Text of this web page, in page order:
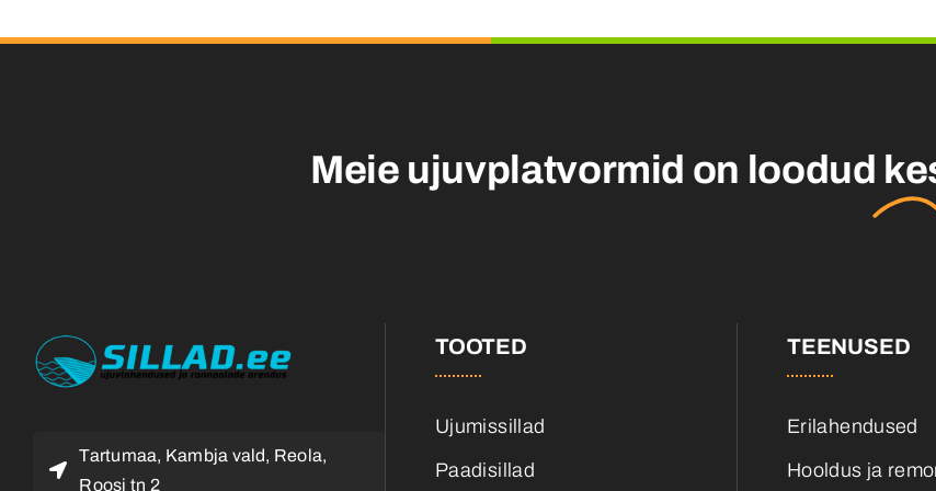
Meie ujuvplatvormid on loodud
Tartumaa, Kambja vald, Reola,
Roosi tn 2
TOOTED
Ujumissillad
Paadisillad
TEENUSED
Erilahendused
Hooldus ja